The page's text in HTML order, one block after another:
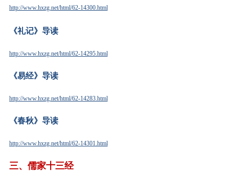
http://www.hxzg.net/html/62-14300.html
《礼记》导读
http://www.hxzg.net/html/62-14295.html
《易经》导读
http://www.hxzg.net/html/62-14283.html
《春秋》导读
http://www.hxzg.net/html/62-14301.html
三、 儒家十三经